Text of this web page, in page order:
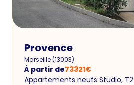
Provence
Marseille(13003)
À partir de73321€
Appartements neufs Studio, T2